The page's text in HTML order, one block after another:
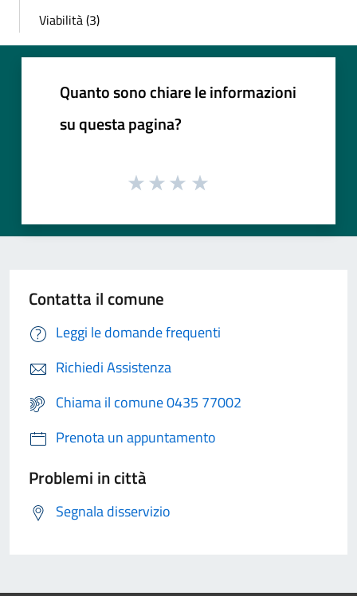
Viabilità (3)
Quanto sono chiare le informazioni
su questa pagina?
Contatta il comune
Leggi le domande frequenti
Richiedi Assistenza
Chiama il comune 0435 77002
Prenota un appuntamento
Problemi in città
Segnala disservizio